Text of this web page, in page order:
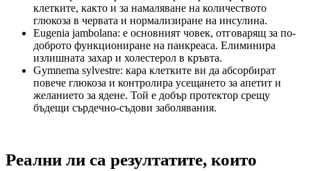
клетките, както и за намаляване на количеството
глюкоза в червата и нормализиране на инсулина.
Eugenia jambolana: е основният човек, отговарящ за по-
доброто функциониране на панкреаса. Елиминира
излишната захар и холестерол в кръвта.
Gymnema sylvestre: кара клетките ви да абсорбират
повече глюкоза и контролира усещането за апетит и
желанието за ядене. Той е добър протектор срещу
бъдещи сърдечно-съдови заболявания.
Реални ли са резултатите, които